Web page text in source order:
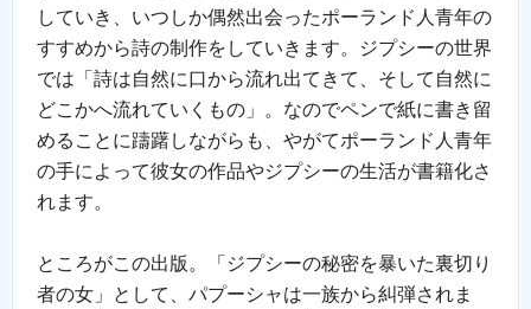
していき、いつしか偶然出会ったポーランド人青年の
すすめから詩の制作をしていきます。ジプシーの世界
では「詩は自然に口から流れ出てきて、そして自然に
どこかへ流れていくもの」。なのでペンで紙に書き留
めることに躊躇しながらも、やがてポーランド人青年
の手によって彼女の作品やジプシーの生活が書籍化さ
れます。
ところがこの出版。「ジプシーの秘密を暴いた裏切り
者の女」として、パプーシャは一族から糾弾されま